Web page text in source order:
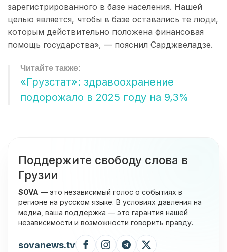
зарегистрированного в базе населения. Нашей
целью является, чтобы в базе оставались те люди,
которым действительно положена финансовая
помощь государства», — пояснил Сарджвеладзе.
«Грузстат»: здравоохранение
подорожало в 2025 году на 9,3%
Поддержите свободу слова в
Грузии
SOVA — это независимый голос о событиях в
регионе на русском языке. В условиях давления на
медиа, ваша поддержка — это гарантия нашей
независимости и возможности говорить правду.
sovanews.tv